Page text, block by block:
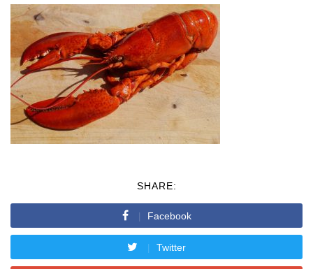
SHARE:
Facebook
Twitter